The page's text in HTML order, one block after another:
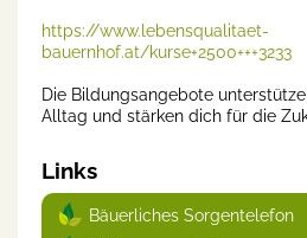
https://www.lebensqualitaet-
bauernhof.at/kurse+2500+++3233
Die Bildungsangebote
Alltag und stärken dich für die
Links
Bäuerliches Sorgentelefon